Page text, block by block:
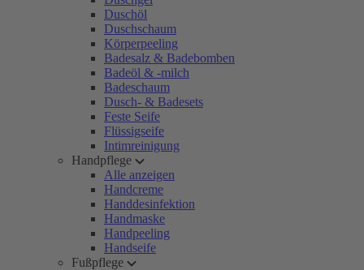
Duschöl
Duschschaum
Körperpeeling
Badesalz & Badebomben
Badeöl & -milch
Badeschaum
Dusch- & Badesets
Feste Seife
Flüssigseife
Intimreinigung
Handpflege
Alle anzeigen
Handcreme
Handdesinfektion
Handmaske
Handpeeling
Handseife
Fußpflege